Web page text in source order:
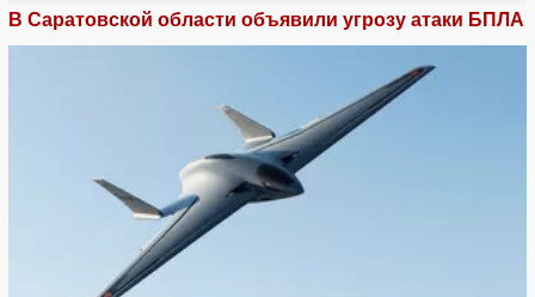
В Саратовской области объявили угрозу атаки БПЛА